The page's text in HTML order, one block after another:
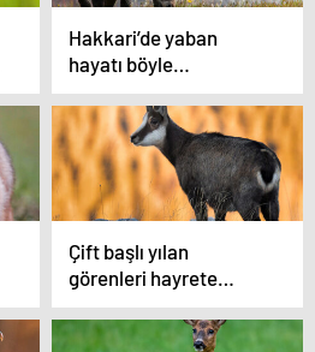
Hakkari’de yaban
hayatı böyle
görüntülendi
Çift başlı yılan
görenleri hayrete
düşürdü